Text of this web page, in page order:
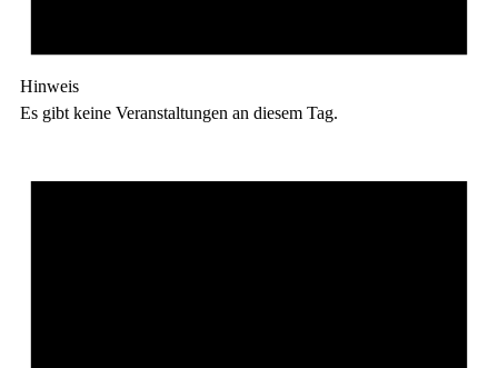
Hinweis
Es gibt keine Veranstaltungen an diesem Tag.